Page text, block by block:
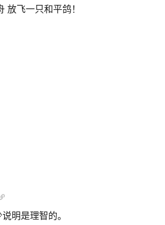
飞一只和平鸽！
明是理智的。